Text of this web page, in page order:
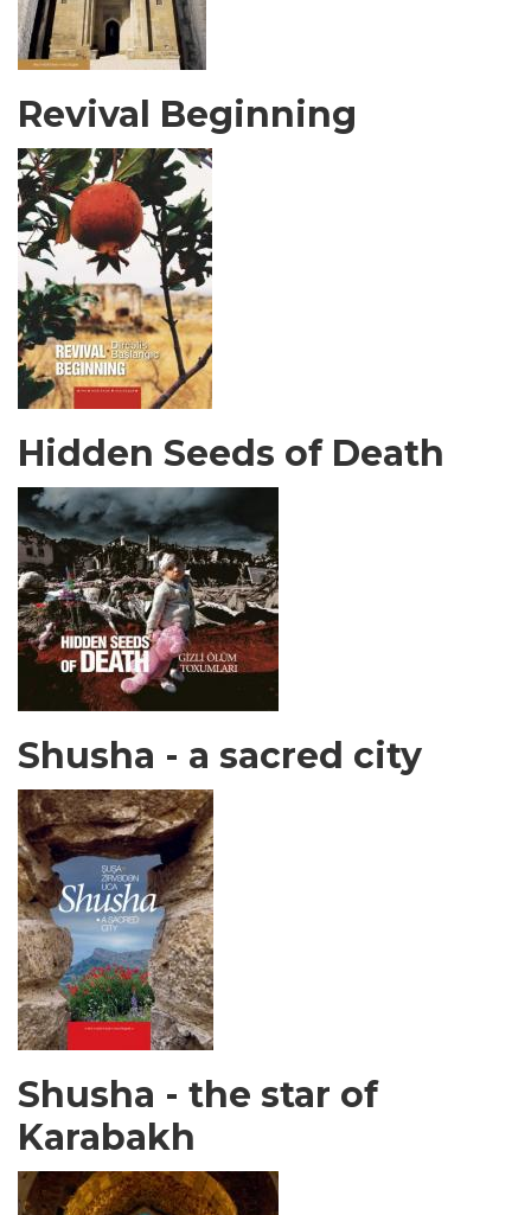
Revival Beginning
Hidden Seeds of Death
Shusha - a sacred city
Shusha - the star of
Karabakh